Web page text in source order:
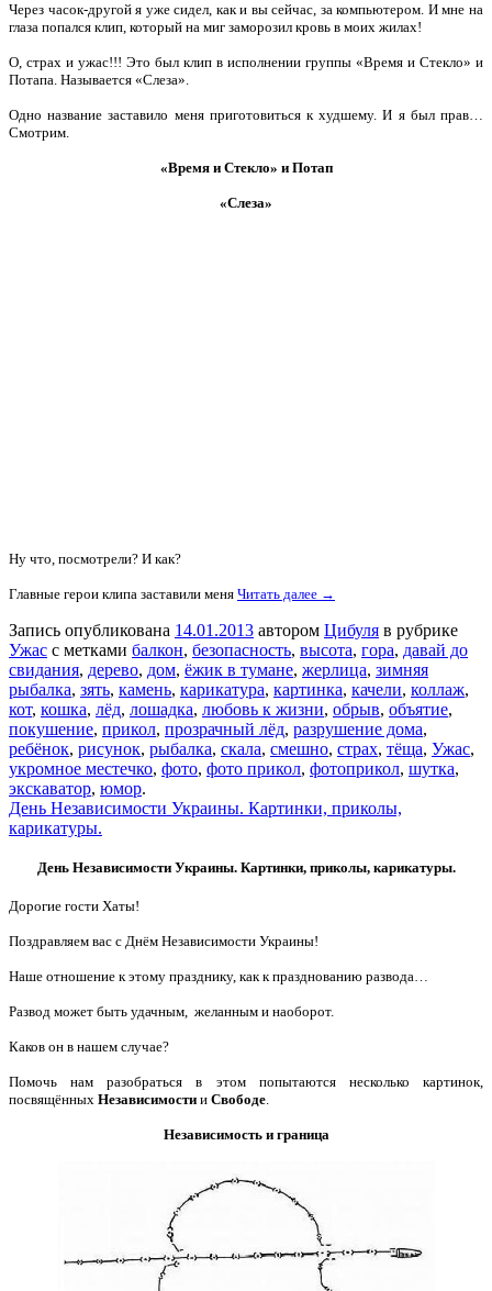
Через часок-другой я уже сидел, как и вы сейчас, за компьютером. И мне на
глаза попался клип, который на миг заморозил кровь в моих жилах!
О, страх и ужас!!! Это был клип в исполнении группы «Время и Стекло» и
Потапа. Называется «Слеза».
Одно название заставило меня приготовиться к худшему. И я был прав…
Смотрим.
«Время и Стекло» и Потап
«Слеза»
Ну что, посмотрели? И как?
Главные герои клипа заставили меня Читать далее →
Запись опубликована 14.01.2013 автором Цибуля в рубрике
Ужас с метками балкон, безопасность, высота, гора, давай до
свидания, дерево, дом, ёжик в тумане, жерлица, зимняя
рыбалка, зять, камень, карикатура, картинка, качели, коллаж,
кот, кошка, лёд, лошадка, любовь к жизни, обрыв, объятие,
покушение, прикол, прозрачный лёд, разрушение дома,
ребёнок, рисунок, рыбалка, скала, смешно, страх, тёща, Ужас,
укромное местечко, фото, фото прикол, фотоприкол, шутка,
экскаватор, юмор.
День Независимости Украины. Картинки, приколы,
карикатуры.
День Независимости Украины. Картинки, приколы, карикатуры.
Дорогие гости Хаты!
Поздравляем вас с Днём Независимости Украины!
Наше отношение к этому празднику, как к празднованию развода…
Развод может быть удачным, желанным и наоборот.
Каков он в нашем случае?
Помочь нам разобраться в этом попытаются несколько картинок,
посвящённых Независимости и Свободе
Независимость и граница